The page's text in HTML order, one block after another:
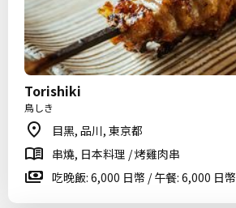
Torishiki
鳥しき
目黑, 品川, 東京都
串燒, 日本料理 / 烤雞肉串
吃晚飯: 6,000 日幣 / 午餐: 6,000 日幣